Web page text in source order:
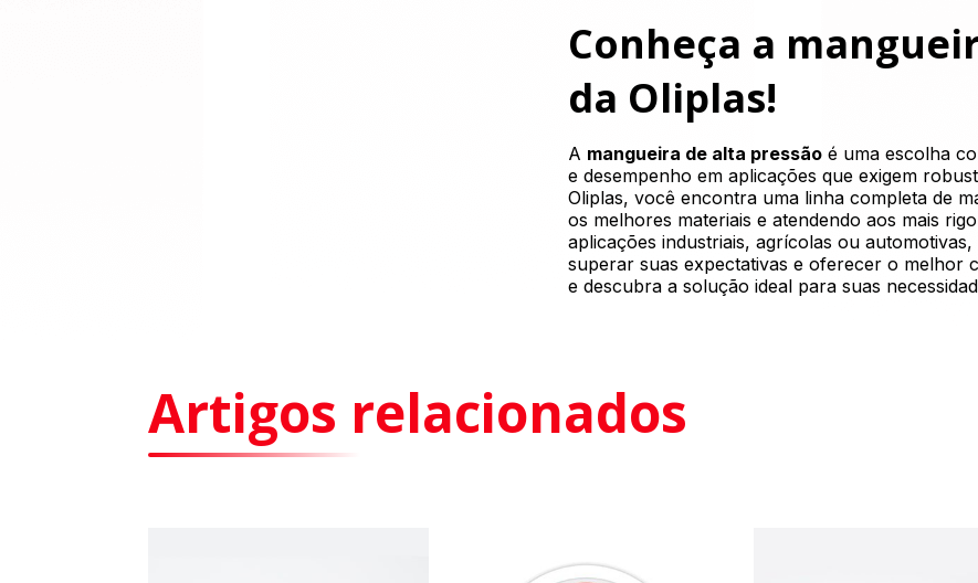
Conheça a
da Oliplas!
A mangueira de alta pressão é uma escolha
e desempenho em aplicações que exigem
Oliplas, você encontra uma linha completa de
os melhores materiais e atendendo aos mais
aplicações industriais, agrícolas ou
superar suas expectativas e oferecer o melhor
e descubra a solução ideal para suas
Artigos relacionados